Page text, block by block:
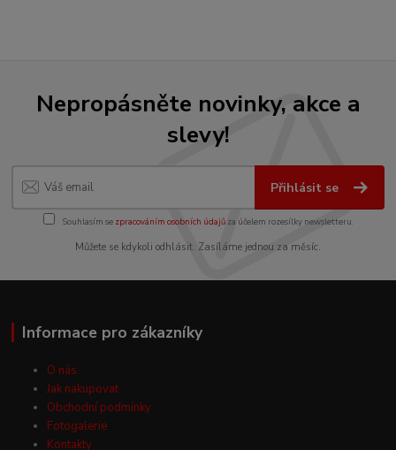
Nepropásněte novinky, akce a
slevy!
Přihlásit se
Souhlasím se zpracováním osobních údajůza účelem rozesílky newsletteru.
Můžete se kdykoli odhlásit. Zasíláme jednou za měsíc.
Informace pro zákazníky
O nás
Jak nakupovat
Obchodní podmínky
Fotogalerie
Kontakty